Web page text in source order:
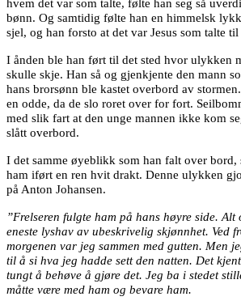
hvem det var som talte, følte han seg så
bønn. Og samtidig følte han en himmelsk
sjel, og han forsto at det var Jesus som talte til
I ånden ble han ført til det sted hvor ulykken
skulle skje. Han så og gjenkjente den mann
hans brorsønn ble kastet overbord av
en odde, da de slo roret over for fort.
med slik fart at den unge mannen ikke kom
slått overbord.
I det samme øyeblikk som han falt over bord,
ham iført en ren hvit drakt. Denne ulykken
på Anton Johansen.
”Frelseren fulgte ham på hans høyre side.
eneste lyshav av ubeskrivelig skjønnhet. Ved
morgenen var jeg sammen med gutten. Men
til å si hva jeg hadde sett den natten. Det
tungt å behøve å gjøre det. Jeg ba i stedet
måtte være med ham og bevare ham.